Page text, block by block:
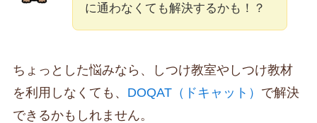
に通わなくても解決するかも！？
ちょっとした悩みなら、しつけ教室やしつけ教材
を利用しなくても、 DOQAT（ドキャット） で解決
できるかもしれません。